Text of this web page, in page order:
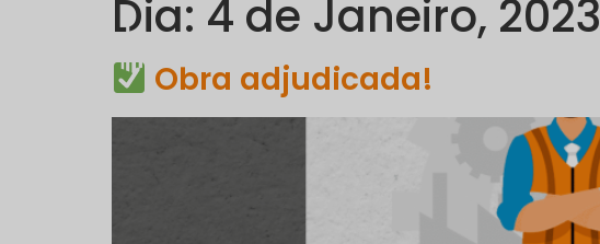
Dia: 4 de Janeiro, 2023
Obra adjudicada!